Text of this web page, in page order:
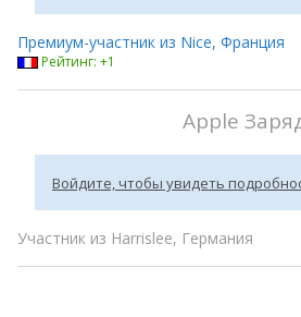
Премиум-участник из Nice, Франция
Рейтинг: +1
Apple
Войдите, чтобы увидеть
Участник из Harrislee, Германия